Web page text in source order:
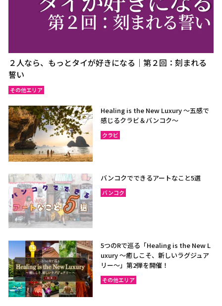
２人なら、もっとタイが好きになる｜第２回：刻まれる
誓い
その他エリア
Healing is the New Luxury ～五感で
感じるクラビ＆バンコク～
クラビ
バンコクでできるアートなこと5選
バンコク
5つのRで巡る「Healing is the New L
uxury ～癒しこそ、新しいラグジュア
リー〜」第2弾を開催！
その他エリア